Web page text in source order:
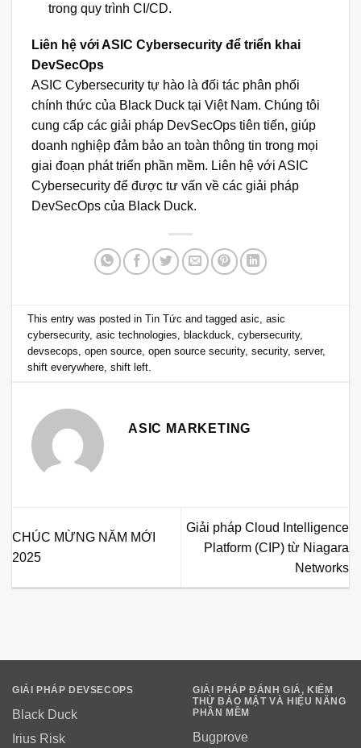
trong quy trình CI/CD.
Liên hệ vớiASIC Cybersecurity để triển khai
DevSecOps
ASIC Cybersecurity tự hào là đối tác phân phối
chính thức của Black Duck tại Việt Nam. Chúng tôi
cung cấp các giải pháp DevSecOps tiên tiến, giúp
doanh nghiệp đảm bảo an toàn thông tin trong mọi
giai đoạn phát triển phần mềm. Liên hệ với ASIC
Cybersecurity để được tư vấn về các giải pháp
DevSecOps của Black Duck.
This entry was posted inTin Tức and taggedasic ,asic
cybersecurity,asic technologies blackduck ,cybersecurity,
devsecops ,open source ,open source security,security,server,
shift everywhere ,shift left
ASIC MARKETING
CHÚC MỪNG NĂM MỚI
2025
Giải pháp Cloud Intelligence
Platform (CIP) từ Niagara
Networks
GIẢI PHÁP DEVSECOPS
Black Duck
Irius Risk
GIẢI PHÁP ĐÁNH GIÁ, KIỂM
THỬ BẢO MẬT VÀ HIỆU NĂNG
PHẦN MỀM
Bugprove